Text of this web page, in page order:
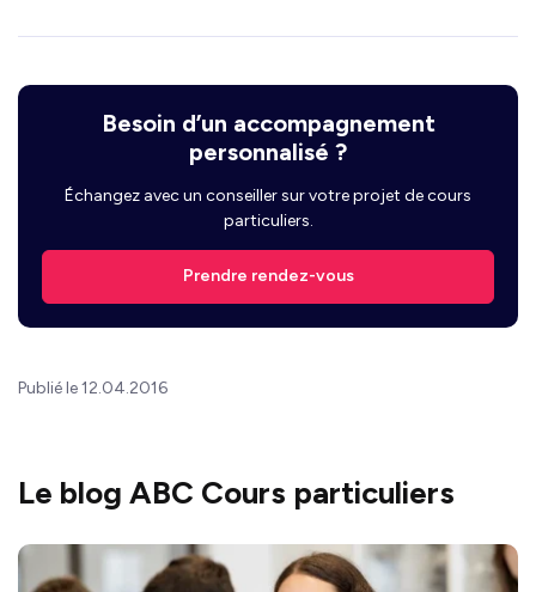
Besoin d’un accompagnement
personnalisé ?
Échangez avec un conseiller sur votre projet de cours
particuliers.
Prendre rendez-vous
Publié le 12.04.2016
Le blog ABC Cours particuliers